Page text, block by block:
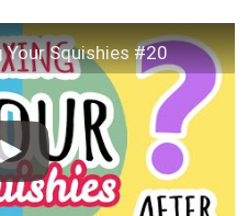
Your Squishies #20